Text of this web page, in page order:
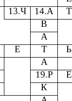
13.Ч 14.А
Т
В
А
Е Т
Ь
А
19.Р
Е
К